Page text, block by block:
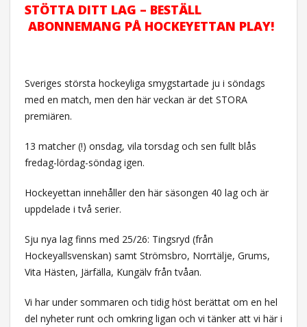
STÖTTA DITT LAG – BESTÄLL
ABONNEMANG PÅ HOCKEYETTAN PLAY!
Sveriges största hockeyliga smygstartade ju i söndags
med en match, men den här veckan är det STORA
premiären.
13 matcher (!) onsdag, vila torsdag och sen fullt blås
fredag-lördag-söndag igen.
Hockeyettan innehåller den här säsongen 40 lag och är
uppdelade i två serier.
Sju nya lag finns med 25/26: Tingsryd (från
Hockeyallsvenskan) samt Strömsbro, Norrtälje, Grums,
Vita Hästen, Järfälla, Kungälv från tvåan.
Vi har under sommaren och tidig höst berättat om en hel
del nyheter runt och omkring ligan och vi tänker att vi här i